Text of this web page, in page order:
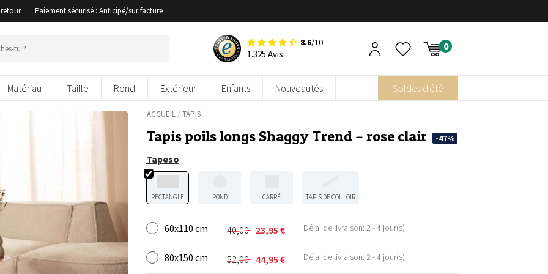
Paiement sécurisé : Anticipé/sur facture
8.6/10
1.325 Avis
Matériau Taille Rond Extérieur Enfants Nouveautés Soldes d'été
ACCUEIL/TAPIS
Tapis poils longs Shaggy Trend – rose clair -47%
Tapeso
RECTANGLE ROND CARRÉ TAPIS DE COULOIR
60x110 cm 40,00
Le
prix
initial
23,95 €
Le
prix
actuel
Délai de livraison: 2 - 4 jour(s)
80x150 cm 52,00
Le 44,95 €
Le Délai de livraison: 2 - 4 jour(s)